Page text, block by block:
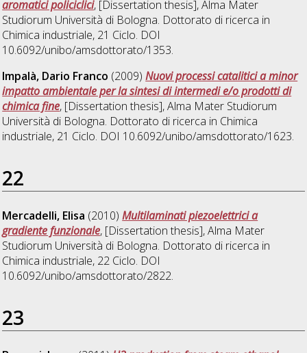
aromatici policiclici, [Dissertation thesis], Alma Mater
Studiorum Università di Bologna. Dottorato di ricerca in
Chimica industriale, 21 Ciclo. DOI
10.6092/unibo/amsdottorato/1353.
Impalà, Dario Franco (2009)Nuovi processi catalitici a minor
impatto ambientale per la sintesi di intermedi e/o prodotti di
chimica fine, [Dissertation thesis], Alma Mater Studiorum
Università di Bologna. Dottorato di ricerca in Chimica
industriale, 21 Ciclo. DOI 10.6092/unibo/amsdottorato/1623.
22
Mercadelli, Elisa (2010)Multilaminati piezoelettrici a
gradiente funzionale, [Dissertation thesis], Alma Mater
Studiorum Università di Bologna. Dottorato di ricerca in
Chimica industriale, 22 Ciclo. DOI
10.6092/unibo/amsdottorato/2822.
23